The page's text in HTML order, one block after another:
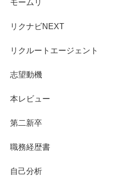
モームリ
リクナビNEXT
リクルートエージェント
志望動機
本レビュー
第二新卒
職務経歴書
自己分析